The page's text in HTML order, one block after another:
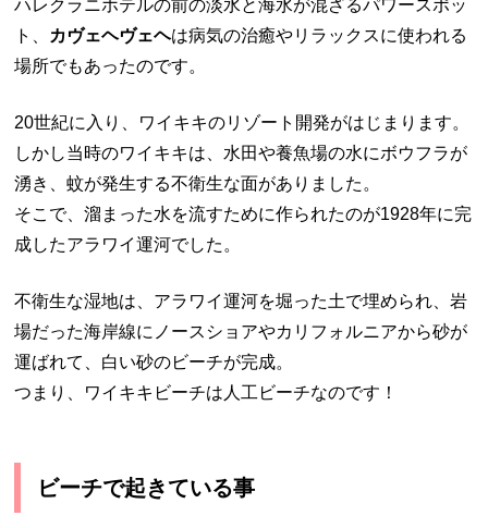
ハレクラニホテルの前の淡水と海水が混ざるパワースポッ
ト、 カヴェヘヴェヘは病気の治癒やリラックスに使われる
場所でもあったのです。
20世紀に入り、ワイキキのリゾート開発がはじまります。
しかし当時のワイキキは、水田や養魚場の水にボウフラが
湧き、蚊が発生する不衛生な面がありました。
そこで、溜まった水を流すために作られたのが1928年に完
成したアラワイ運河でした。
不衛生な湿地は、アラワイ運河を堀った土で埋められ、岩
場だった海岸線にノースショアやカリフォルニアから砂が
運ばれて、白い砂のビーチが完成。
つまり、ワイキキビーチは人工ビーチなのです！
ビーチで起きている事